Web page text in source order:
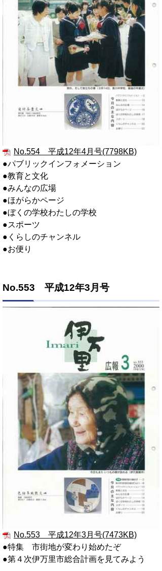
No.554 平成12年4月号(7798KB)
●パブリックインフォメーション
●教育と文化
●みんなの広場
●ほがらかページ
●ぼくの学校わたしの学校
●スポーツ
●くらしのチャンネル
●お便り
No.553 平成12年3月号
No.553 平成12年3月号(7473KB)
●特集 市街地が変わり始めたぞ
●第４次伊万里市総合計画を見てみよう